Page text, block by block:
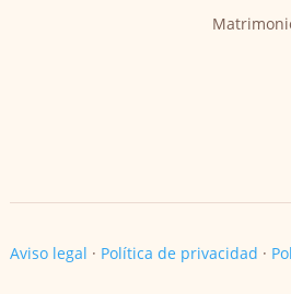
Aviso legal · Política de privacidad ·